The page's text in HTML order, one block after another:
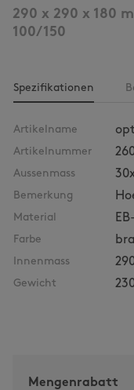
290 x 290 x 180
100/150
Spezifikationen
Artikelname
Artikelnummer
Aussenmass
Bemerkung
Material
Farbe
Innenmass
Gewicht
Mengenrabatt